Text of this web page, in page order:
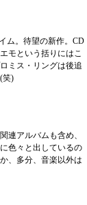
ム。待望の新作。CD
モという括りにはこ
ミス・リングは後追
笑)
連アルバムも含め、
色々と出しているの
、多分、音楽以外は